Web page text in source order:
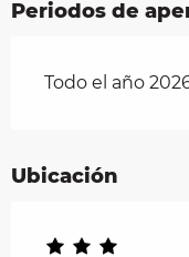
Periodos de
Todo el año
Ubicación